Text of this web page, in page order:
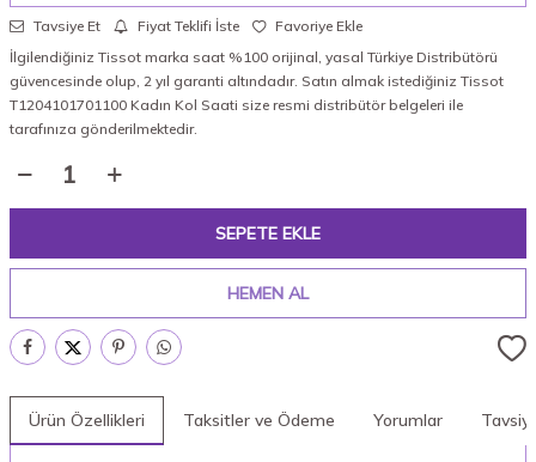
Tavsiye Et Fiyat Teklifi İste
Favoriye Ekle
İlgilendiğiniz Tissot marka saat %100 orijinal, yasal Türkiye Distribütörü
güvencesinde olup, 2 yıl garanti altındadır. Satın almak istediğiniz Tissot
T1204101701100 Kadın Kol Saati size resmi distribütör belgeleri ile
tarafınıza gönderilmektedir.
SEPETE EKLE
HEMEN AL
Ürün Özellikleri Taksitler ve Ödeme Yorumlar